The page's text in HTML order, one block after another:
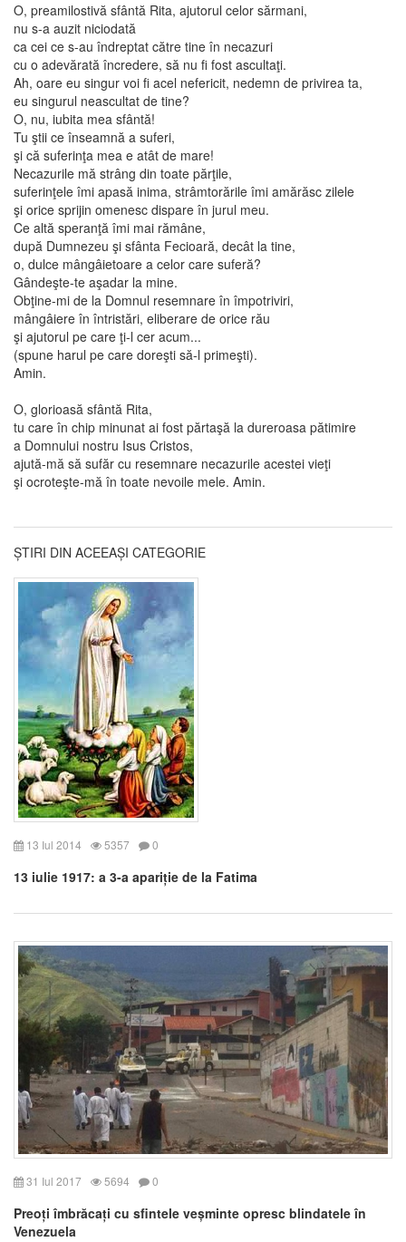
O, preamilostivă sfântă Rita, ajutorul celor sărmani,
nu s-a auzit niciodată
ca cei ce s-au îndreptat către tine în necazuri
cu o adevărată încredere, să nu fi fost ascultaţi.
Ah, oare eu singur voi fi acel nefericit, nedemn de privirea ta,
eu singurul neascultat de tine?
O, nu, iubita mea sfântă!
Tu ştii ce înseamnă a suferi,
şi că suferinţa mea e atât de mare!
Necazurile mă strâng din toate părţile,
suferinţele îmi apasă inima, strâmtorările îmi amărăsc zilele
şi orice sprijin omenesc dispare în jurul meu.
Ce altă speranţă îmi mai rămâne,
după Dumnezeu şi sfânta Fecioară, decât la tine,
o, dulce mângâietoare a celor care suferă?
Gândeşte-te aşadar la mine.
Obţine-mi de la Domnul resemnare în împotriviri,
mângâiere în întristări, eliberare de orice rău
şi ajutorul pe care ţi-l cer acum...
(spune harul pe care doreşti să-l primeşti).
Amin.
O, glorioasă sfântă Rita,
tu care în chip minunat ai fost părtaşă la dureroasa pătimire
a Domnului nostru Isus Cristos,
ajută-mă să sufăr cu resemnare necazurile acestei vieţi
şi ocroteşte-mă în toate nevoile mele. Amin.
ȘTIRI DIN ACEEAȘI CATEGORIE
13 Iul 2014 5357 0
13 iulie 1917: a 3-a apariție de la Fatima
31 Iul 2017 5694 0
Preoți îmbrăcați cu sfintele veșminte opresc blindatele în
Venezuela